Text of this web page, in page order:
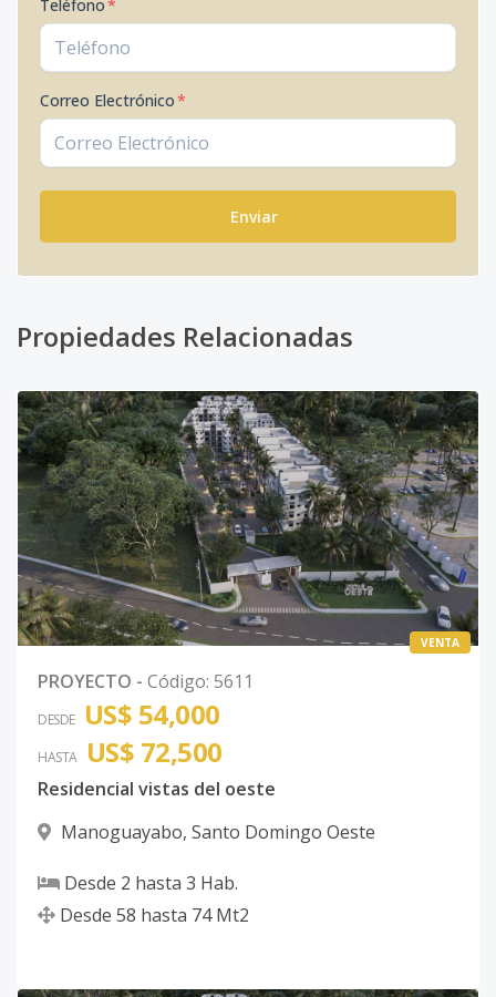
Teléfono*
Correo Electrónico*
Enviar
Propiedades Relacionadas
VENTA
PROYECTO - Código: 5611
DESDE US$ 54,000
HASTA US$ 72,500
Residencial vistas del oeste
Manoguayabo, Santo Domingo Oeste
Desde 2 hasta 3 Hab.
Desde 58 hasta 74 Mt2